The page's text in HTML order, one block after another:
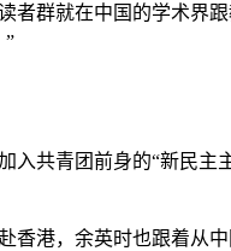
者群就在中国的学术界
”
共青团前身的“新民
港，余英时也跟着从中